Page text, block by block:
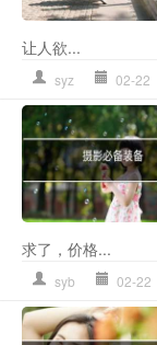
让人欲...
syz 02-22
求了，价格...
syb 02-22